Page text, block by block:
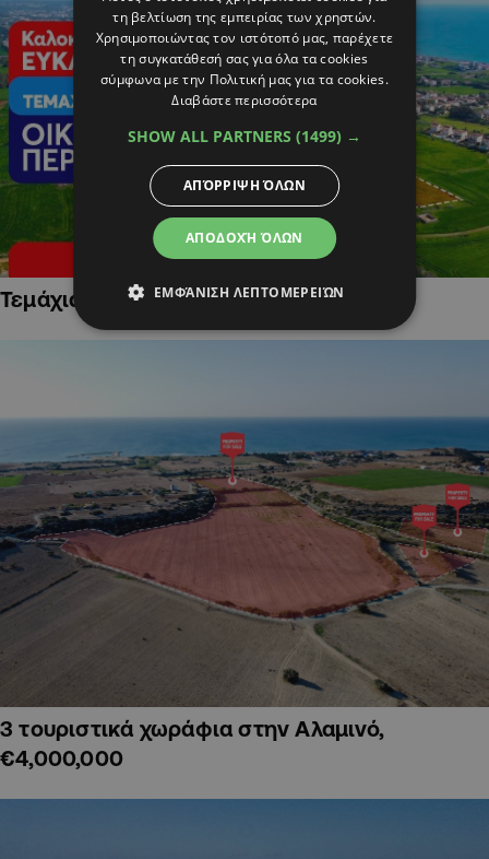
Τεμάχια Γης σε Οικιστικές Περιοχές
3 τουριστικά χωράφια στην Αλαμινό,
€4,000,000
τη βελτίωση της εμπειρίας των χρηστών.
Χρησιμοποιώντας τον ιστότοπό μας, παρέχετε
τη συγκατάθεσή σας για όλα τα cookies
σύμφωνα με την Πολιτική μας για τα cookies.
Διαβάστε περισσότερα
SHOW ALL PARTNERS (1499) →
ΑΠΟΔΟΧΉ ΌΛΩΝ
ΑΠΌΡΡΙΨΗ ΌΛΩΝ
ΕΜΦΆΝΙΣΗ ΛΕΠΤΟΜΕΡΕΙΏΝ